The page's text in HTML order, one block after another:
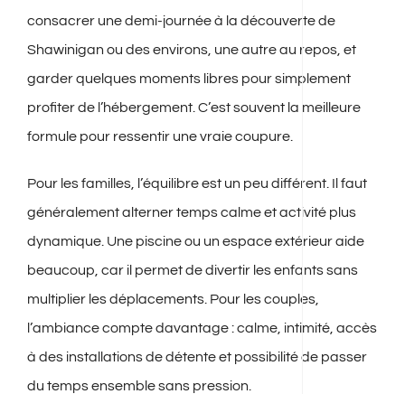
consacrer une demi-journée à la découverte de
Shawinigan ou des environs, une autre au repos, et
garder quelques moments libres pour simplement
profiter de l’hébergement. C’est souvent la meilleure
formule pour ressentir une vraie coupure.
Pour les familles, l’équilibre est un peu différent. Il faut
généralement alterner temps calme et activité plus
dynamique. Une piscine ou un espace extérieur aide
beaucoup, car il permet de divertir les enfants sans
multiplier les déplacements. Pour les couples,
l’ambiance compte davantage : calme, intimité, accès
à des installations de détente et possibilité de passer
du temps ensemble sans pression.